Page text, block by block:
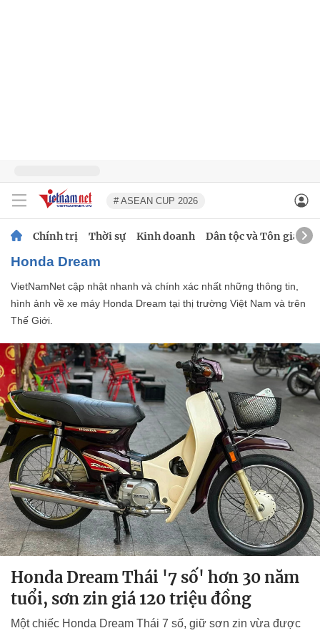
# ASEAN CUP 2026
Chính trị Thời sự Kinh doanh Dân tộc và Tôn giáo
Honda Dream
VietNamNet cập nhật nhanh và chính xác nhất những thông tin,
hình ảnh về xe máy Honda Dream tại thị trường Việt Nam và trên
Thế Giới.
Honda Dream Thái '7 số' hơn 30 năm
tuổi, sơn zin giá 120 triệu đồng
Một chiếc Honda Dream Thái 7 số, giữ sơn zin vừa được